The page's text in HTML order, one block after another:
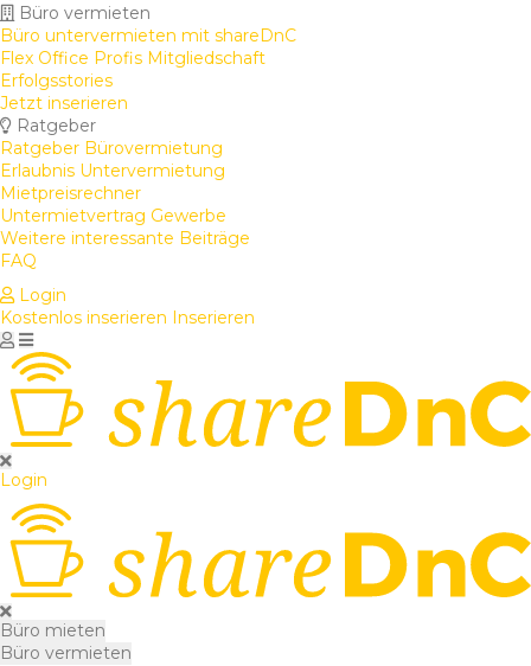
Büro vermieten
Büro untervermieten mit shareDnC
Flex Office Profis Mitgliedschaft
Erfolgsstories
Jetzt inserieren
Ratgeber
Ratgeber Bürovermietung
Erlaubnis Untervermietung
Mietpreisrechner
Untermietvertrag Gewerbe
Weitere interessante Beiträge
FAQ
Login
Kostenlos inserieren Inserieren
Login
Büro mieten
Büro vermieten